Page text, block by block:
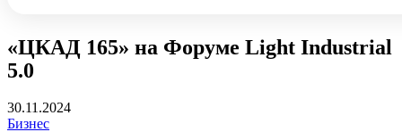
«ЦКАД 165» на Форуме Light Industrial
5.0
30.11.2024
Бизнес